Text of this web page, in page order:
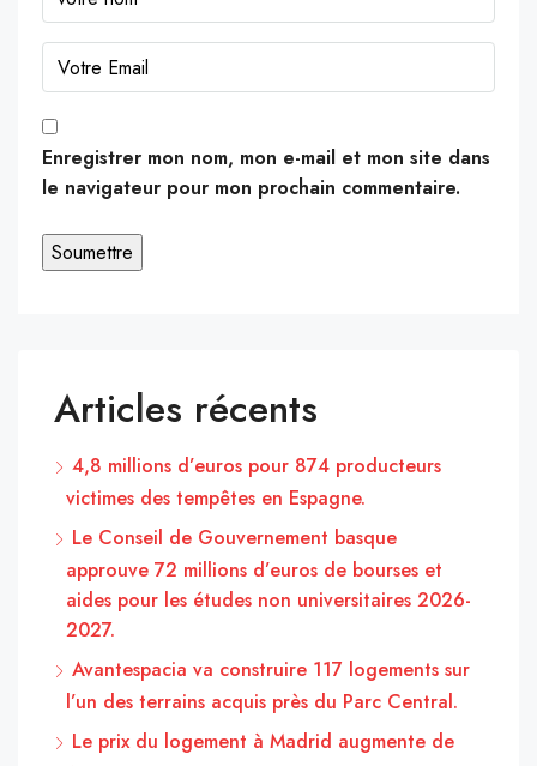
Enregistrer mon nom, mon e-mail et mon site dans
le navigateur pour mon prochain commentaire.
Articles récents
4,8 millions d’euros pour 874 producteurs
victimes des tempêtes en Espagne.
Le Conseil de Gouvernement basque
approuve 72 millions d’euros de bourses et
aides pour les études non universitaires 2026-
2027.
Avantespacia va construire 117 logements sur
l’un des terrains acquis près du Parc Central.
Le prix du logement à Madrid augmente de